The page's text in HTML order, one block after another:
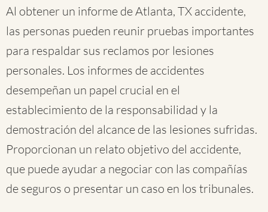
Al obtener un informe de Atlanta, TX accidente,
las personas pueden reunir pruebas importantes
para respaldar sus reclamos por lesiones
personales. Los informes de accidentes
desempeñan un papel crucial en el
establecimiento de la responsabilidad y la
demostración del alcance de las lesiones sufridas.
Proporcionan un relato objetivo del accidente,
que puede ayudar a negociar con las compañías
de seguros o presentar un caso en los tribunales.